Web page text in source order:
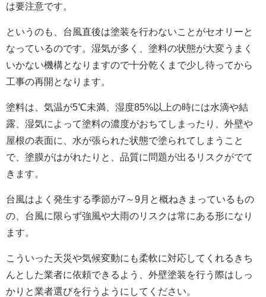
は要注意です。
というのも、台風直後は塗装を行わないことがセオリーと
なっているのです。湿気が多く、塗料の状態が大変うまく
いかない機構となりますので十分乾くまで少し待ってから
工事の再開となります。
塗料は、気温が5℃未満、湿度85%以上の時には水滴や結
露、湿気によって塗料の濃度がおちてしまったり、外壁や
屋根の表面に、水が張られた状態で塗られてしまうこと
で、塗膜がはがれたりと、品質に問題が出るリスクがでて
きます。
台風はよく発生する季節が7～9月と概ねきまっているもの
の、台風に限らず強風や大雨のリスクは常にある形になり
ます。
こういった天災や気候変動にも柔軟に対応してくれるきち
んとした業者に依頼できるよう、外壁塗装を行う際はしっ
かりと業者選びを行うようにしてください。